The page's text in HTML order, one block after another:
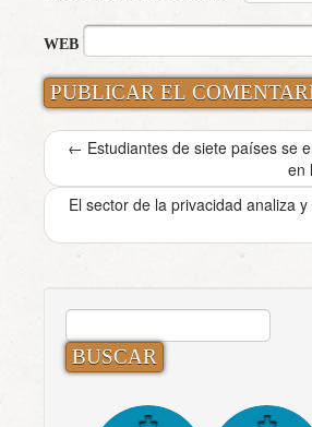
WEB
← Estudiantes de siete países se
en
El sector de la privacidad analiza
BUSCAR: